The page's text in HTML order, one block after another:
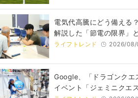
電気代高騰にどう備える
解説した「節電の限界」
ライフトレンド 2026/08/
Google、「ドラゴンク
イベント「ジェミニクエ